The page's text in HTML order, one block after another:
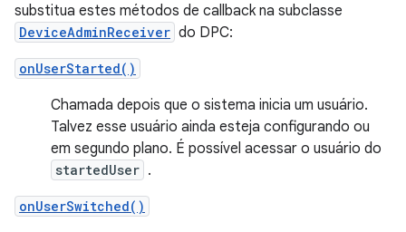
substitua estes métodos de callback na subclasse
DeviceAdminReceiver do DPC:
onUserStarted()
Chamada depois que o sistema inicia um usuário.
Talvez esse usuário ainda esteja configurando ou
em segundo plano. É possível acessar o usuário do
startedUser .
onUserSwitched()